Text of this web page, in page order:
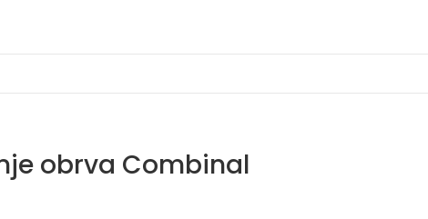
obrva Combinal